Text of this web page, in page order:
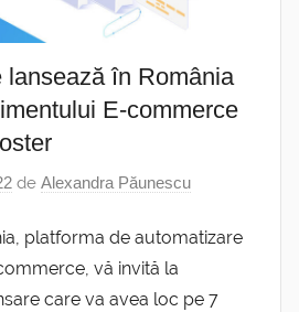
lansează în România
E-commerce
de Alexandra Păunescu
platforma de automatizare
vă invită la
care va avea loc pe 7